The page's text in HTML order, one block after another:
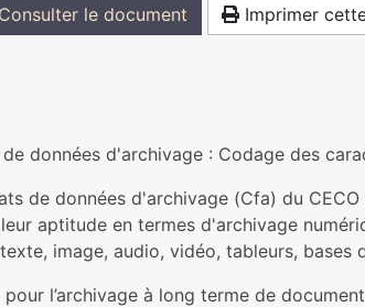
Consulter le document Imprimer
données d'archivage : Codage des
de données d'archivage (Cfa) du
aptitude en termes d'archivage
image, audio, vidéo, tableurs, bases
l’archivage à long terme de